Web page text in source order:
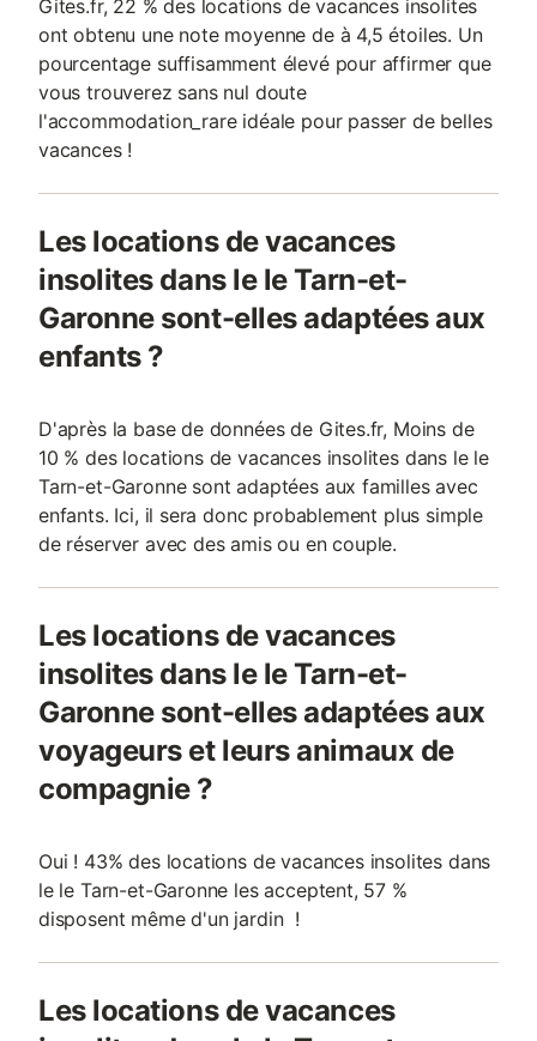
Gites.fr, 22 % des locations de vacances insolites
ont obtenu une note moyenne de à 4,5 étoiles. Un
pourcentage suffisamment élevé pour affirmer que
vous trouverez sans nul doute
l'accommodation_rare idéale pour passer de belles
vacances !
Les locations de vacances
insolites dans le le Tarn-et-
Garonne sont-elles adaptées aux
enfants ?
D'après la base de données de Gites.fr, Moins de
10 % des locations de vacances insolites dans le le
Tarn-et-Garonne sont adaptées aux familles avec
enfants. Ici, il sera donc probablement plus simple
de réserver avec des amis ou en couple.
Les locations de vacances
insolites dans le le Tarn-et-
Garonne sont-elles adaptées aux
voyageurs et leurs animaux de
compagnie ?
Oui ! 43% des locations de vacances insolites dans
le le Tarn-et-Garonne les acceptent, 57 %
disposent même d'un jardin !
Les locations de vacances